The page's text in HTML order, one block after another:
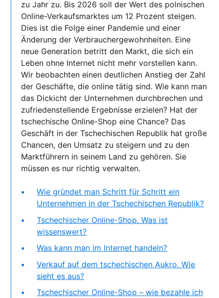
zu Jahr zu. Bis 2026 soll der Wert des polnischen
Online-Verkaufsmarktes um 12 Prozent steigen.
Dies ist die Folge einer Pandemie und einer
Änderung der Verbrauchergewohnheiten. Eine
neue Generation betritt den Markt, die sich ein
Leben ohne Internet nicht mehr vorstellen kann.
Wir beobachten einen deutlichen Anstieg der Zahl
der Geschäfte, die online tätig sind. Wie kann man
das Dickicht der Unternehmen durchbrechen und
zufriedenstellende Ergebnisse erzielen? Hat der
tschechische Online-Shop eine Chance? Das
Geschäft in der Tschechischen Republik hat große
Chancen, den Umsatz zu steigern und zu den
Marktführern in seinem Land zu gehören. Sie
müssen es nur richtig verwalten.
Wie gründet man Schritt für Schritt ein
Unternehmen in der Tschechischen Republik?
Tschechischer Online-Shop. Was ist
wissenswert?
Was kann man im Internet handeln?
Verkauf auf dem tschechischen Aukro. Wie
sieht es aus?
Tschechischer Online-Shop – wie bezahle ich